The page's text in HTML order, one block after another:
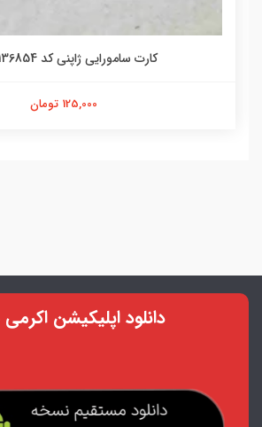
کارت سامورایی ژاپنی کد 4570136854
125,000 تومان
دانلود اپلیکیشن